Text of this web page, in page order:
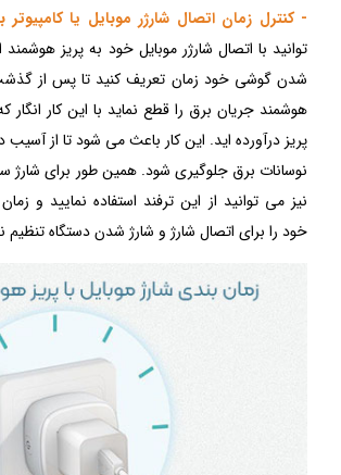
- کنترل زمان اتصال شارژر موبایل یا کامپیوتر
توانید با اتصال شارژر موبایل خود به پریز هوشمند
شدن گوشی خود زمان تعریف کنید تا پس از
هوشمند جریان برق را قطع نماید با این کار انگار
پریز درآورده اید. این کار باعث می شود تا از آسیب
نوسانات برق جلوگیری شود. همین طور برای شارژ
نیز می توانید از این ترفند استفاده نمایید و
خود را برای اتصال شارژ و شارژ شدن دستگاه تنظیم